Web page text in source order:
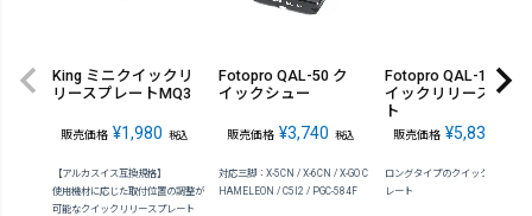
King ミニクイックリ
リースプレートMQ3
販売価格 ¥1,980 税込
【アルカスイス互換規格】
使用機材に応じた取付位置の調整が
可能なクイックリリースプレート
Fotopro QAL-50 ク
イックシュー
販売価格 ¥3,740 税込
対応三脚：X-5CN / X-6CN / X-GO C
HAMELEON / C5I2 / PGC-584F
Fotopro QAL-120 ク
イックリリースプレ
ト
販売価格 ¥5,830
ロングタイプのクイックリリース
レート